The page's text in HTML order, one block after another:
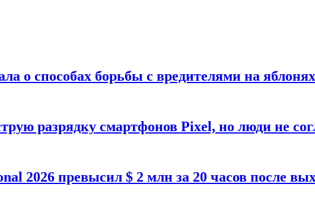
о способах борьбы с вредителями на яблонях
разрядку смартфонов Pixel, но люди не
2026 превысил $ 2 млн за 20 часов после